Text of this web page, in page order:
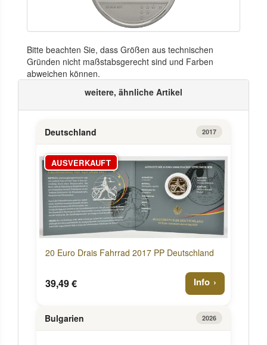
Bitte beachten Sie, dass Größen aus technischen
Gründen nicht maßstabsgerecht sind und Farben
abweichen können.
weitere, ähnliche Artikel
Deutschland 2017
AUSVERKAUFT
20 Euro Drais Fahrrad 2017 PP Deutschland
39,49 € Info
Bulgarien 2026